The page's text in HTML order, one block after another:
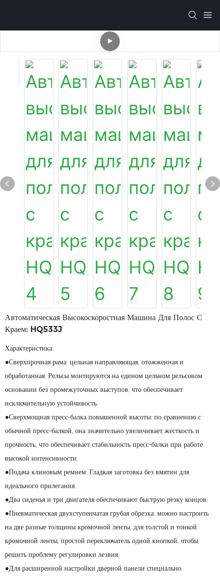
Автоматическая Высокоскоростная Машина Для Полос С
Краем: HQ533J
Характеристика:
●Сверхпрочная рама: цельная направляющая, отожженная и
обработанная. Рельсы монтируются на едином цельном рельсовом
основании без промежуточных выступов, что обеспечивает
исключительную устойчивость.
●Сверхмощная пресс-балка повышенной высоты: по сравнению с
обычной пресс-балкой, она значительно увеличивает жесткость и
прочность, что обеспечивает стабильность пресс-балки при работе
высокой интенсивности.
●Подача клиновым ремнем: Гладкая заготовка без вмятин для
идеального прилегания.
●Два сиденья и три двигателя обеспечивают быструю резку концов.
●Пневматическая двухступенчатая грубая обрезка: можно настроить
на две разные толщины кромочной ленты, для толстой и тонкой
кромочной ленты, простой переключатель одной кнопкой, чтобы
решить проблему регулировки лезвия.
●Для расширенной настройки дверной панели специально